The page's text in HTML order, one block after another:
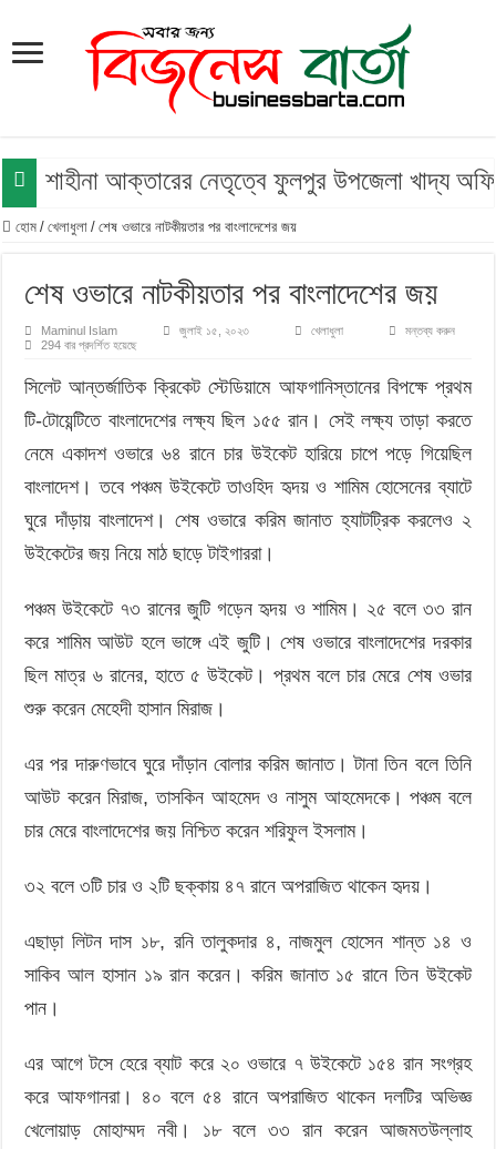
শাহীনা আক্তারের নেতৃত্বে ফুলপুর উপজেলা খাদ্য
হোম / খেলাধুলা / শেষ ওভারে নাটকীয়তার পর বাংলাদেশের জয়
শেষ ওভারে নাটকীয়তার পর বাংলাদেশের জয়
Maminul Islam জুলাই ১৫, ২০২৩ খেলাধুলা
মন্তব্য করুন
294 বার প্রদর্শিত হয়েছে
সিলেট আন্তর্জাতিক ক্রিকেট স্টেডিয়ামে আফগানিস্তানের বিপক্ষে প্রথম
টি-টোয়েন্টিতে বাংলাদেশের লক্ষ্য ছিল ১৫৫ রান। সেই লক্ষ্য তাড়া করতে
নেমে একাদশ ওভারে ৬৪ রানে চার উইকেট হারিয়ে চাপে পড়ে গিয়েছিল
বাংলাদেশ। তবে পঞ্চম উইকেটে তাওহিদ হৃদয় ও শামিম হোসেনের ব্যাটে
ঘুরে দাঁড়ায় বাংলাদেশ। শেষ ওভারে করিম জানাত হ্যাটট্রিক করলেও ২
উইকেটের জয় নিয়ে মাঠ ছাড়ে টাইগাররা।
পঞ্চম উইকেটে ৭৩ রানের জুটি গড়েন হৃদয় ও শামিম। ২৫ বলে ৩৩ রান
করে শামিম আউট হলে ভাঙ্গে এই জুটি। শেষ ওভারে বাংলাদেশের দরকার
ছিল মাত্র ৬ রানের, হাতে ৫ উইকেট। প্রথম বলে চার মেরে শেষ ওভার
শুরু করেন মেহেদী হাসান মিরাজ।
এর পর দারুণভাবে ঘুরে দাঁড়ান বোলার করিম জানাত। টানা তিন বলে তিনি
আউট করেন মিরাজ, তাসকিন আহমেদ ও নাসুম আহমেদকে। পঞ্চম বলে
চার মেরে বাংলাদেশের জয় নিশ্চিত করেন শরিফুল ইসলাম।
৩২ বলে ৩টি চার ও ২টি ছক্কায় ৪৭ রানে অপরাজিত থাকেন হৃদয়।
এছাড়া লিটন দাস ১৮, রনি তালুকদার ৪, নাজমুল হোসেন শান্ত ১৪ ও
সাকিব আল হাসান ১৯ রান করেন। করিম জানাত ১৫ রানে তিন উইকেট
পান।
এর আগে টসে হেরে ব্যাট করে ২০ ওভারে ৭ উইকেটে ১৫৪ রান সংগ্রহ
করে আফগানরা। ৪০ বলে ৫৪ রানে অপরাজিত থাকেন দলটির অভিজ্ঞ
খেলোয়াড় মোহাম্মদ নবী। ১৮ বলে ৩৩ রান করেন আজমতউল্লাহ